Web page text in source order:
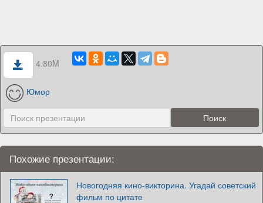
4.80M
Юмор
Похожие презентации:
Новогодняя кино-викторина. Угадай советский
фильм по цитате